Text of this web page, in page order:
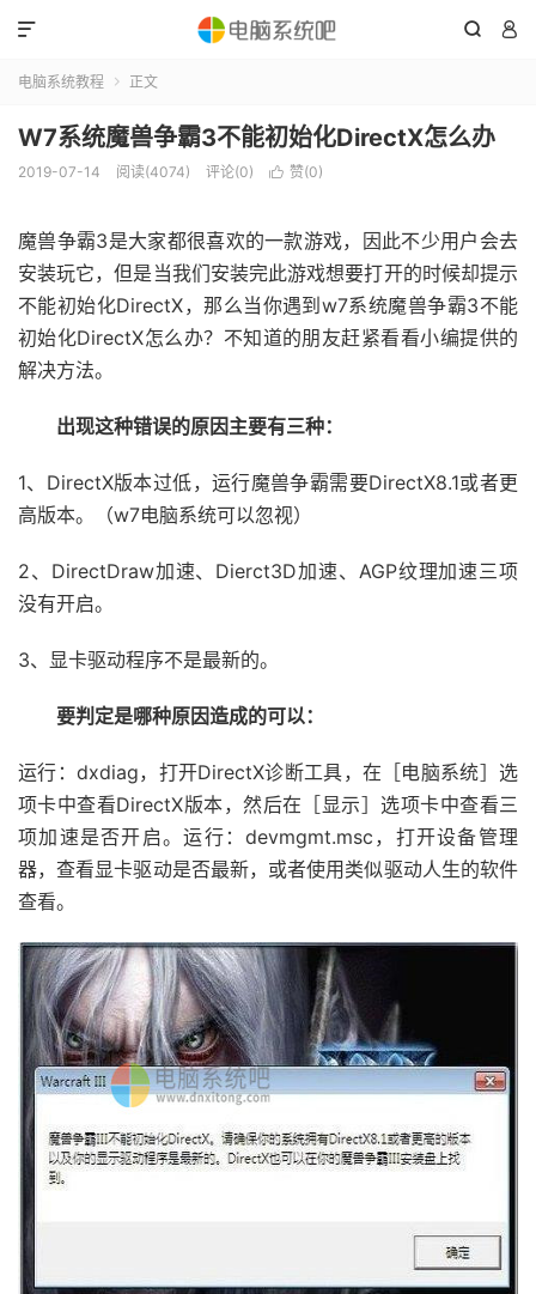
 

电脑系统教程  正文
W7系统魔兽争霸3不能初始化DirectX怎么办
2019-07-14 阅读(4074) 评论(0)  赞(0)
魔兽争霸3是大家都很喜欢的一款游戏，因此不少用户会去
安装玩它，但是当我们安装完此游戏想要打开的时候却提示
不能初始化DirectX，那么当你遇到w7系统魔兽争霸3不能
初始化DirectX怎么办？不知道的朋友赶紧看看小编提供的
解决方法。
出现这种错误的原因主要有三种：
1、DirectX版本过低，运行魔兽争霸需要DirectX8.1或者更
高版本。（w7电脑系统可以忽视）
2、DirectDraw加速、Dierct3D加速、AGP纹理加速三项
没有开启。
3、显卡驱动程序不是最新的。
要判定是哪种原因造成的可以：
运行：dxdiag，打开DirectX诊断工具，在［电脑系统］选
项卡中查看DirectX版本，然后在［显示］选项卡中查看三
项加速是否开启。运行：devmgmt.msc，打开设备管理
器，查看显卡驱动是否最新，或者使用类似驱动人生的软件
查看。